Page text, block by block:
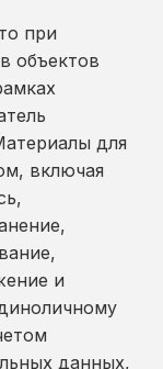
при
объектов
для
включая
и
данных,